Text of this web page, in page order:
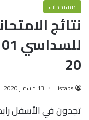
مستجدات
نتائج
20
istaps 13 ديسمبر 2020
تجدون في الأسفل